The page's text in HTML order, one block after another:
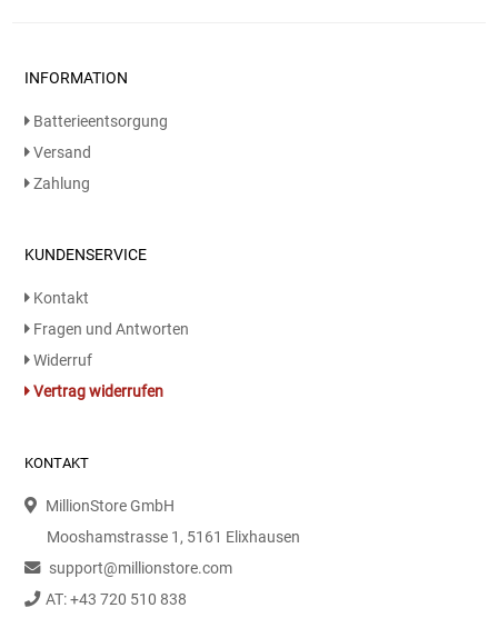
Kaffee
Kakao
Karaffen / Krüge
Kartoffelprod./Beilagen/Fruchtsalat gek.
Kartoffelprodukte
Kochgeschirr
Körperpflege
INFORMATION
Batterieentsorgung
Versand
Zahlung
KUNDENSERVICE
Kontakt
Fragen und Antworten
Widerruf
Vertrag widerrufen
KONTAKT
MillionStore GmbH
Mooshamstrasse 1, 5161 Elixhausen
support@millionstore.com
AT: +43 720 510 838